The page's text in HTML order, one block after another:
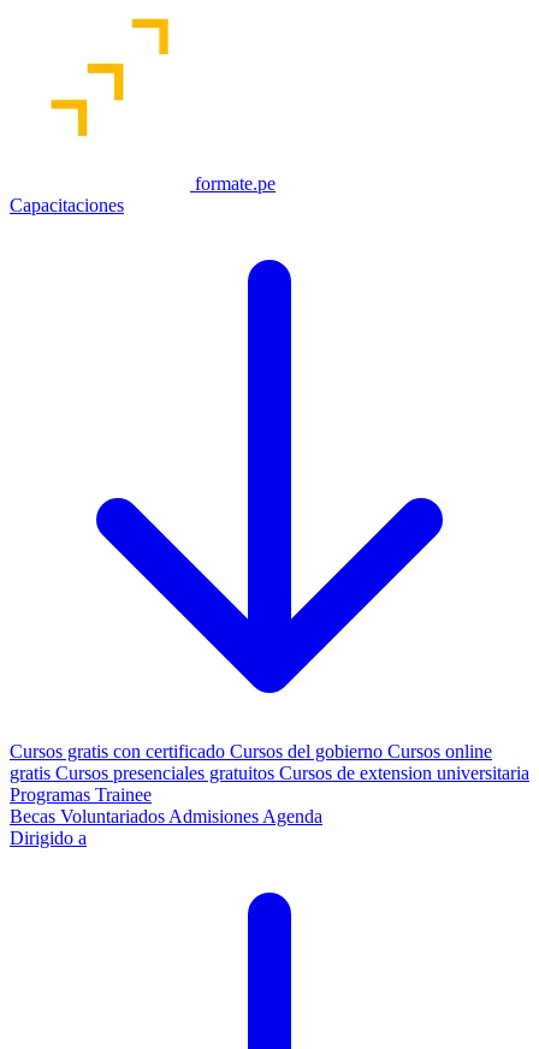
formate.pe
Capacitaciones
Cursos gratis con certificado Cursos del gobierno Cursos online
gratis Cursos presenciales gratuitos Cursos de extension universitaria
Programas Trainee
Becas Voluntariados Admisiones Agenda
Dirigido a